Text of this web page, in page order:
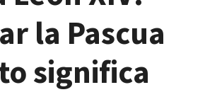
la Pascua
significa